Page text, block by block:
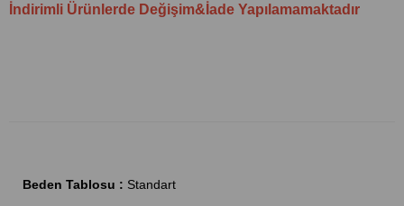
İndirimli Ürünlerde Değişim&İade Yapılamamaktadır
Beden Tablosu : Standart